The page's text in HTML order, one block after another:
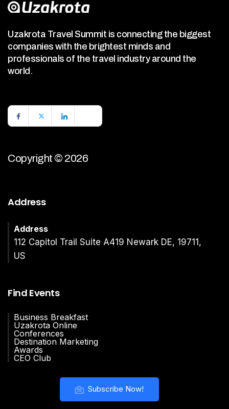
Uzakrota Travel Summit is connecting the biggest
companies with the brightest minds and
professionals of the travel industry around the
world.
Copyright © 2026
Address
Address
112 Capitol Trail Suite A419 Newark DE, 19711,
US
Find Events
Business Breakfast
Uzakrota Online
Conferences
Destination Marketing
Awards
CEO Club
Subscribe Now!